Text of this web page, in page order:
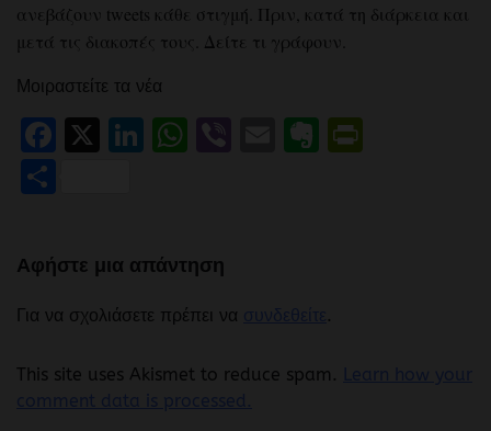
ανεβάζουν tweets κάθε στιγμή. Πριν, κατά τη διάρκεια και
μετά τις διακοπές τους. Δείτε τι γράφουν.
Μοιραστείτε τα νέα
Facebook
X LinkedIn
WhatsApp
ViberEmailEvernote
Αφήστε μια απάντηση
Για να σχολιάσετε πρέπει να .
This site uses Akismet to reduce spam.